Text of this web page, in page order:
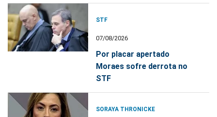
STF
07/08/2026
Por placar apertado
Moraes sofre derrota no
STF
SORAYA THRONICKE